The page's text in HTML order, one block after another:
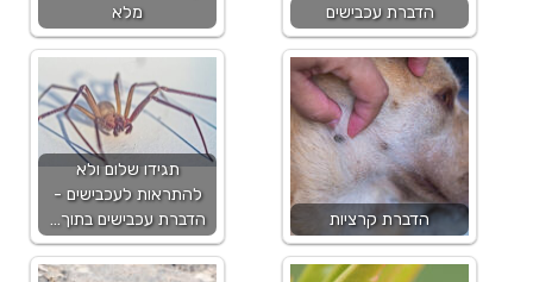
הדברת עכבישים
הדברת קרציות
מלא
תגידו שלום ולא
להתראות לעכבישים -
הדברת עכבישים בתוך…